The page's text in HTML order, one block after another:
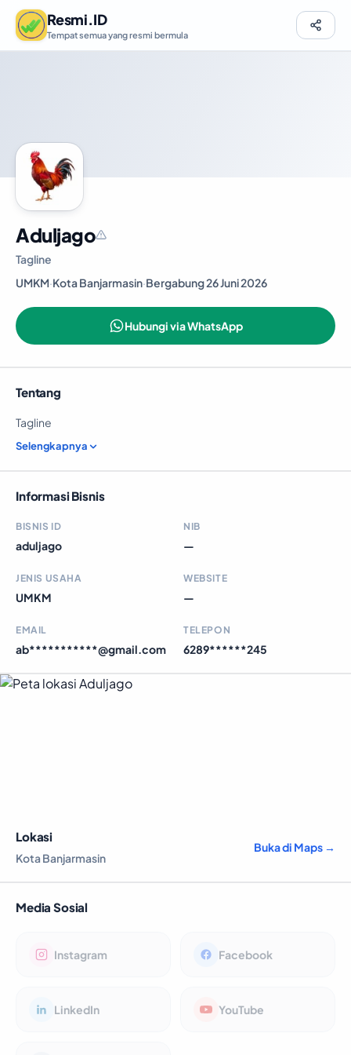
Resmi.ID
Tempat semua yang resmi bermula
Aduljago
Tagline
UMKM·Kota Banjarmasin·Bergabung 26 Juni 2026
Hubungi via WhatsApp
Tentang
Tagline
Selengkapnya
Informasi Bisnis
BISNIS ID
aduljago
NIB
—
JENIS USAHA
UMKM
WEBSITE
—
EMAIL
ab***********@gmail.com
TELEPON
6289******245
Lokasi
Kota Banjarmasin
Buka di Maps →
Media Sosial
Instagram Facebook
LinkedIn YouTube